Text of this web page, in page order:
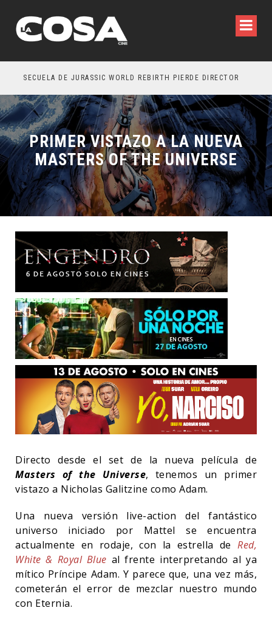
SECUELA DE JURASSIC WORLD REBIRTH PIERDE DIRECTOR
PRIMER VISTAZO A LA NUEVA
MASTERS OF THE UNIVERSE
Directo desde el set de la nueva película de
Masters of the Universe, tenemos un primer
vistazo a Nicholas Galitzine como Adam.
Una nueva versión live-action del fantástico
universo iniciado por Mattel se encuentra
actualmente en rodaje, con la estrella de Red,
White & Royal Blue al frente interpretando al ya
mítico Príncipe Adam. Y parece que, una vez más,
cometerán el error de mezclar nuestro mundo
con Eternia.